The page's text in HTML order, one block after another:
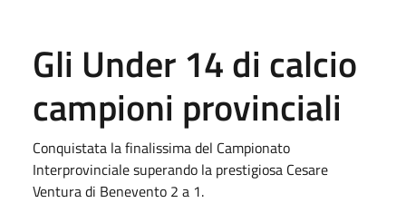
Gli Under 14 di calcio
campioni provinciali
Conquistata la finalissima del Campionato
Interprovinciale superando la prestigiosa Cesare
Ventura di Benevento 2 a 1.